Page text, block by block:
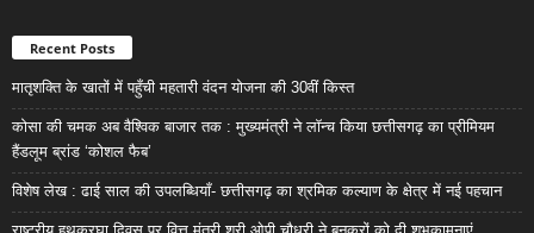
Recent Posts
मातृशक्ति के खातों में पहुँची महतारी वंदन योजना की 30वीं किस्त
कोसा की चमक अब वैश्विक बाजार तक : मुख्यमंत्री ने लॉन्च किया छत्तीसगढ़ का प्रीमियम
हैंडलूम ब्रांड ‘कोशल फैब’
विशेष लेख : ढाई साल की उपलब्धियाँ- छत्तीसगढ़ का श्रमिक कल्याण के क्षेत्र में नई पहचान